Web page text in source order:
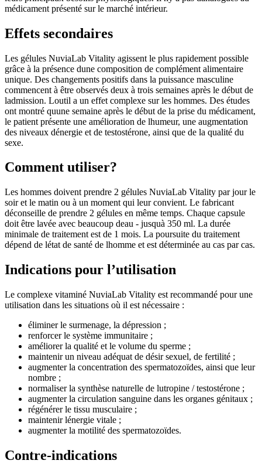
médicament présenté sur le marché intérieur.
Effets secondaires
Les gélules NuviaLab Vitality agissent le plus rapidement possible
grâce à la présence dune composition de complément alimentaire
unique. Des changements positifs dans la puissance masculine
commencent à être observés deux à trois semaines après le début de
ladmission. Loutil a un effet complexe sur les hommes. Des études
ont montré quune semaine après le début de la prise du médicament,
le patient présente une amélioration de lhumeur, une augmentation
des niveaux dénergie et de testostérone, ainsi que de la qualité du
sexe.
Comment utiliser?
Les hommes doivent prendre 2 gélules NuviaLab Vitality par jour le
soir et le matin ou à un moment qui leur convient. Le fabricant
déconseille de prendre 2 gélules en même temps. Chaque capsule
doit être lavée avec beaucoup deau - jusquà 350 ml. La durée
minimale de traitement est de 1 mois. La poursuite du traitement
dépend de létat de santé de lhomme et est déterminée au cas par cas.
Indications pour l’utilisation
Le complexe vitaminé NuviaLab Vitality est recommandé pour une
utilisation dans les situations où il est nécessaire :
éliminer le surmenage, la dépression ;
renforcer le système immunitaire ;
améliorer la qualité et le volume du sperme ;
maintenir un niveau adéquat de désir sexuel, de fertilité ;
augmenter la concentration des spermatozoïdes, ainsi que leur
nombre ;
normaliser la synthèse naturelle de lutropine / testostérone ;
augmenter la circulation sanguine dans les organes génitaux ;
régénérer le tissu musculaire ;
maintenir lénergie vitale ;
augmenter la motilité des spermatozoïdes.
Contre-indications